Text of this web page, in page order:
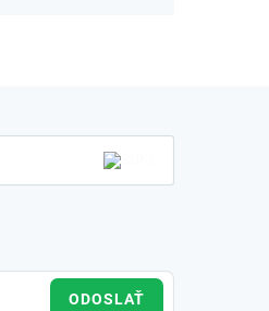
ODOSLAŤ